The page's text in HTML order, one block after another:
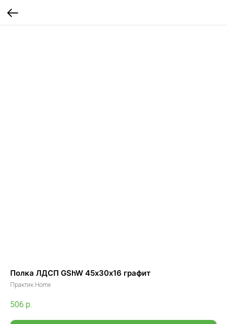
Полка ЛДСП GShW 45х30x16 графит
Практик Home
506 р.